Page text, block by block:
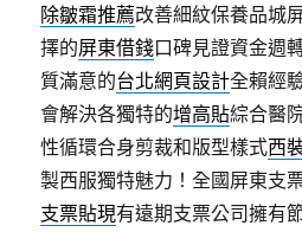
除皺霜推薦改善細紋保養品城
擇的屏東借錢口碑見證資金週
質滿意的台北網頁設計全賴經
會解決各獨特的增高貼綜合醫
性循環合身剪裁和版型樣式西
製西服獨特魅力！全國屏東支
支票貼現有遠期支票公司擁有